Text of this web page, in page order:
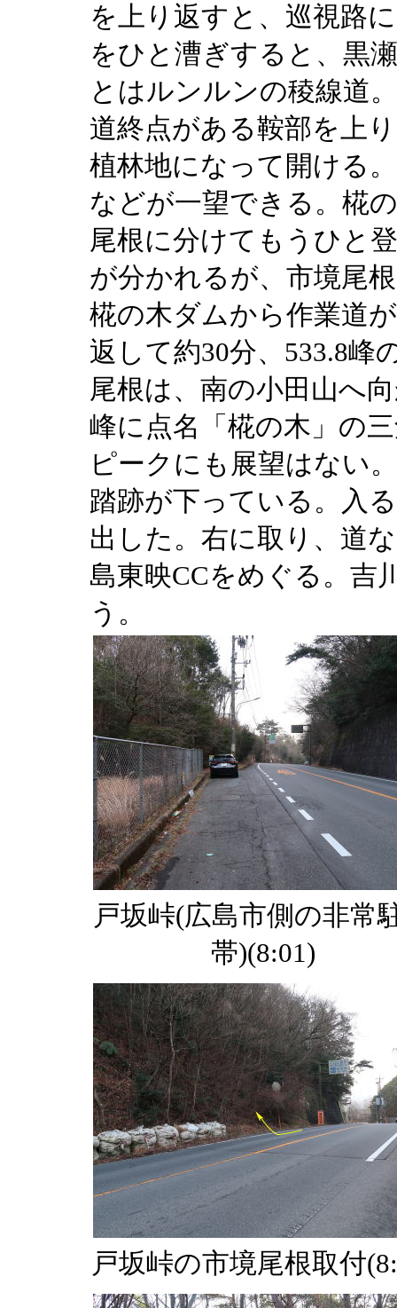
を上り返すと、巡視路
をひと漕ぎすると、黒
とはルンルンの稜線道
道終点がある鞍部を上
植林地になって開ける
などが一望できる。椛
尾根に分けてもうひと
が分かれるが、市境尾
椛の木ダムから作業道
返して約30分、533.8峰
尾根は、南の小田山へ
峰に点名「椛の木」の
ピークにも展望はない
踏跡が下っている。入
出した。右に取り、道
島東映CCをめぐる。吉
う。
戸坂峠(広島市側の非常
帯)(8:01)
戸坂峠の市境尾根取付